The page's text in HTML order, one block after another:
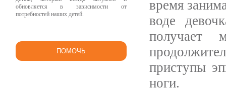
обновляется в зависимости от
потребностей наших детей.
ПОМОЧЬ
время
воде
получает
приступы
ноги.